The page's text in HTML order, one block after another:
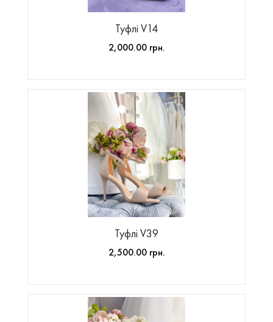
Туфлі V14
2,000.00 грн.
Туфлі V39
2,500.00 грн.